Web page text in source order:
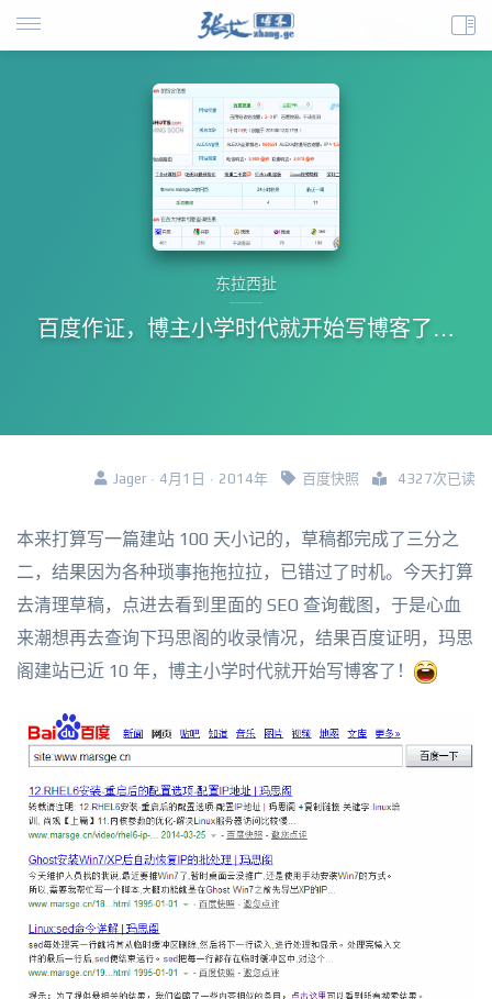
东拉西扯
百度作证，博主小学时代就开始写博客了…
Jager · 4月1日 · 2014年 百度快照 4327次已读
本来打算写一篇建站 100 天小记的，草稿都完成了三分之
二，结果因为各种琐事拖拖拉拉，已错过了时机。今天打算
去清理草稿，点进去看到里面的 SEO 查询截图，于是心血
来潮想再去查询下玛思阁的收录情况，结果百度证明，玛思
阁建站已近 10 年，博主小学时代就开始写博客了！